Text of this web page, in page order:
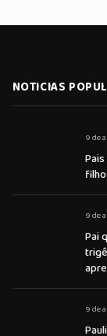
NOTICIAS
9 de
9 de
Pai
9 de